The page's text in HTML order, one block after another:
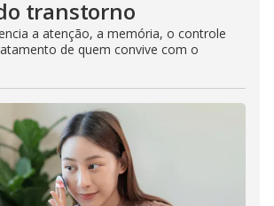
transtorno
a atenção, a memória, o controle
de quem convive com o